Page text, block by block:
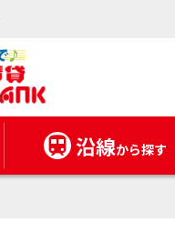
沿線から探す